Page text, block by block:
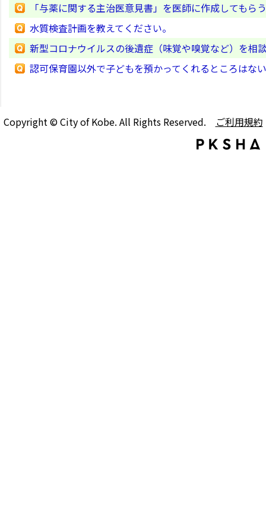
「与薬に関する主治医意見書」を医師に作成してもら
水質検査計画を教えてください。
新型コロナウイルスの後遺症（味覚や嗅覚など）を相
認可保育園以外で子どもを預かってくれるところはな
Copyright © City of Kobe. All Rights Reserved. ご利用規約